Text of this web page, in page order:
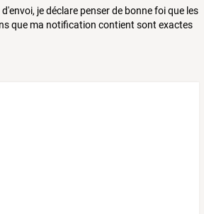
je déclare penser de bonne foi que les
que ma notification contient sont exactes